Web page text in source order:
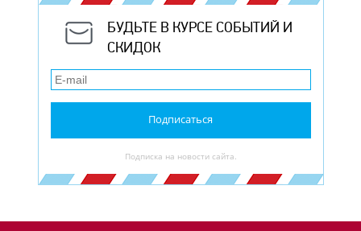
БУДЬТЕ В КУРСЕ СОБЫТИЙ И
СКИДОК
Подписаться
Подписка на новости сайта.